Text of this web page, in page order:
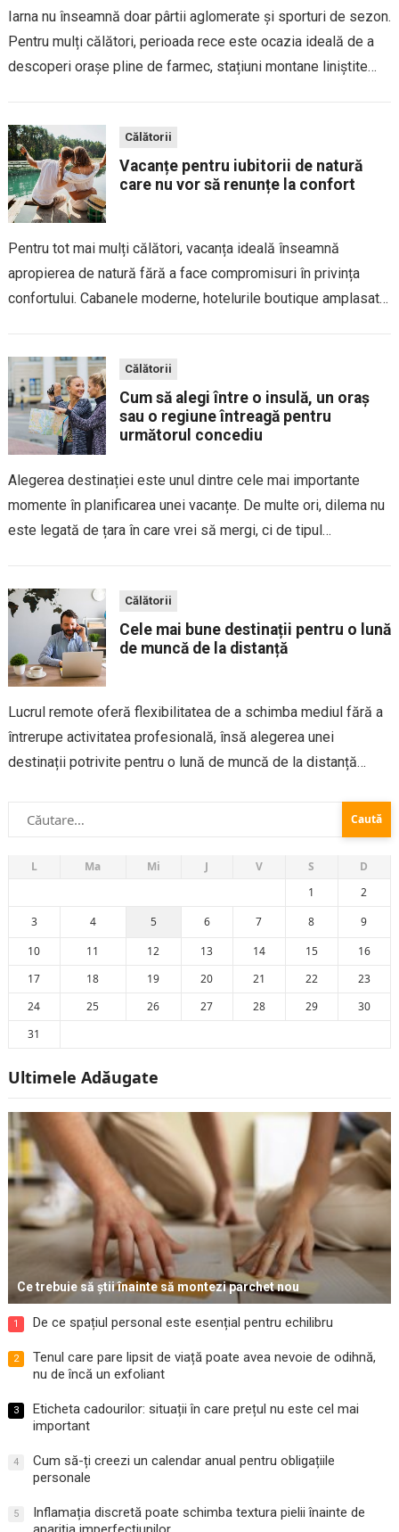
Iarna nu înseamnă doar pârtii aglomerate și sporturi de sezon.
Pentru mulți călători, perioada rece este ocazia ideală de a
descoperi orașe pline de farmec, stațiuni montane liniștite
Călătorii
Vacanțe pentru iubitorii de natură
care nu vor să renunțe la confort
Pentru tot mai mulți călători, vacanța ideală înseamnă
apropierea de natură fără a face compromisuri în privința
confortului. Cabanele moderne, hotelurile boutique amplasate
Călătorii
Cum să alegi între o insulă, un oraș
sau o regiune întreagă pentru
următorul concediu
Alegerea destinației este unul dintre cele mai importante
momente în planificarea unei vacanțe. De multe ori, dilema nu
este legată de țara în care vrei să mergi, ci de tipul
Călătorii
Cele mai bune destinații pentru o lună
de muncă de la distanță
Lucrul remote oferă flexibilitatea de a schimba mediul fără a
întrerupe activitatea profesională, însă alegerea unei
destinații potrivite pentru o lună de muncă de la distanță
infrastructura digitală, costurile, ritmul local și...
Caută
după:
L Ma Mi J V S
D
1
2
3
4 5 6 7 8
9
10
11 12 13 14 15
16
17
18 19 20 21 22
23
24
25 26 27 28 29
30
31
Ultimele Adăugate
Ce trebuie să știi înainte să montezi parchet nou
1 De ce spațiul personal este esențial pentru echilibru
2
Tenul care pare lipsit de viață poate avea nevoie de odihnă,
nu de încă un exfoliant
3
Eticheta cadourilor: situații în care prețul nu este cel mai
important
4
Cum să-ți creezi un calendar anual pentru obligațiile
personale
5
Inflamația discretă poate schimba textura pielii înainte de